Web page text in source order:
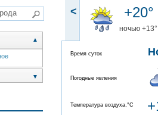
▲
▼
< +20°
ночью +13°
Время суток
Погодные явления
Температура воздуха,°C